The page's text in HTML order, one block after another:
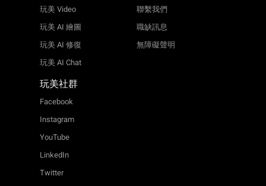
玩美 Video
玩美 AI 繪圖
玩美 AI 修復
玩美 AI Chat
聯繫我們
職缺訊息
無障礙聲明
玩美社群
Facebook
Instagram
YouTube
LinkedIn
Twitter